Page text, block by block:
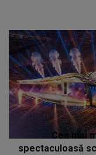
Cea mai
spectaculoasă